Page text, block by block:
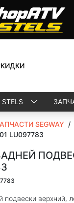
SEGWAY /
LU097783
подвески верхний,